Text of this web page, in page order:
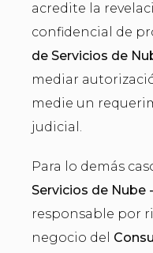
acredite la
confidencial de
de Servicios de
mediar
medie un
judicial.
Para lo demás
Servicios de Nube
responsable por
negocio del